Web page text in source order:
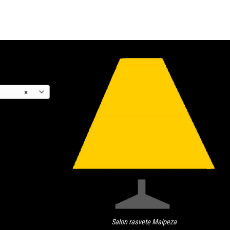
×
Salon rasvete Malpeza